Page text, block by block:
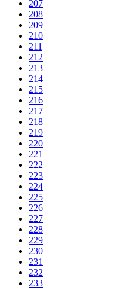
207
208
209
210
211
212
213
214
215
216
217
218
219
220
221
222
223
224
225
226
227
228
229
230
231
232
233